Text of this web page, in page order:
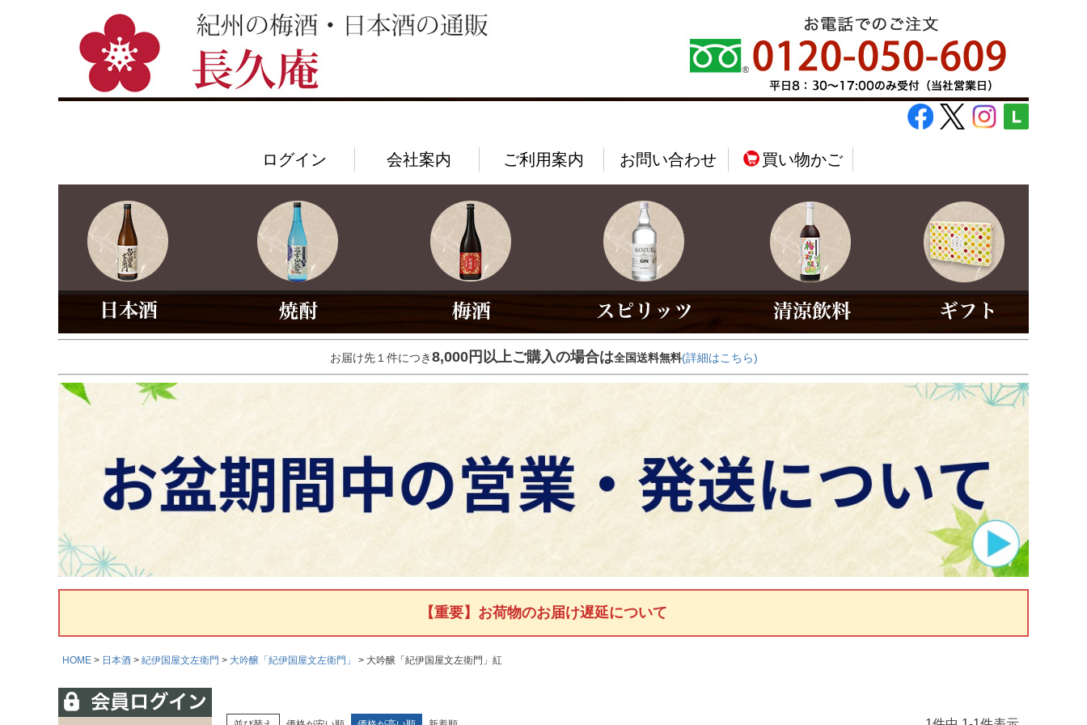
ログイン 会社案内 ご利用案内 お問い合わせ 買い物かご
お届け先１件につき8,000円以上ご購入の場合は全国送料無料(詳細はこちら)
【重要】お荷物のお届け遅延について
HOME 日本酒 紀伊国屋文左衛門 大吟醸「紀伊国屋文左衛門」 大吟醸「紀伊国屋文左衛門」紅